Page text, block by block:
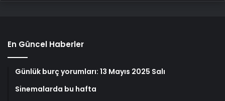
En Güncel Haberler
Günlük burç yorumları: 13 Mayıs 2025 Salı
Sinemalarda bu hafta